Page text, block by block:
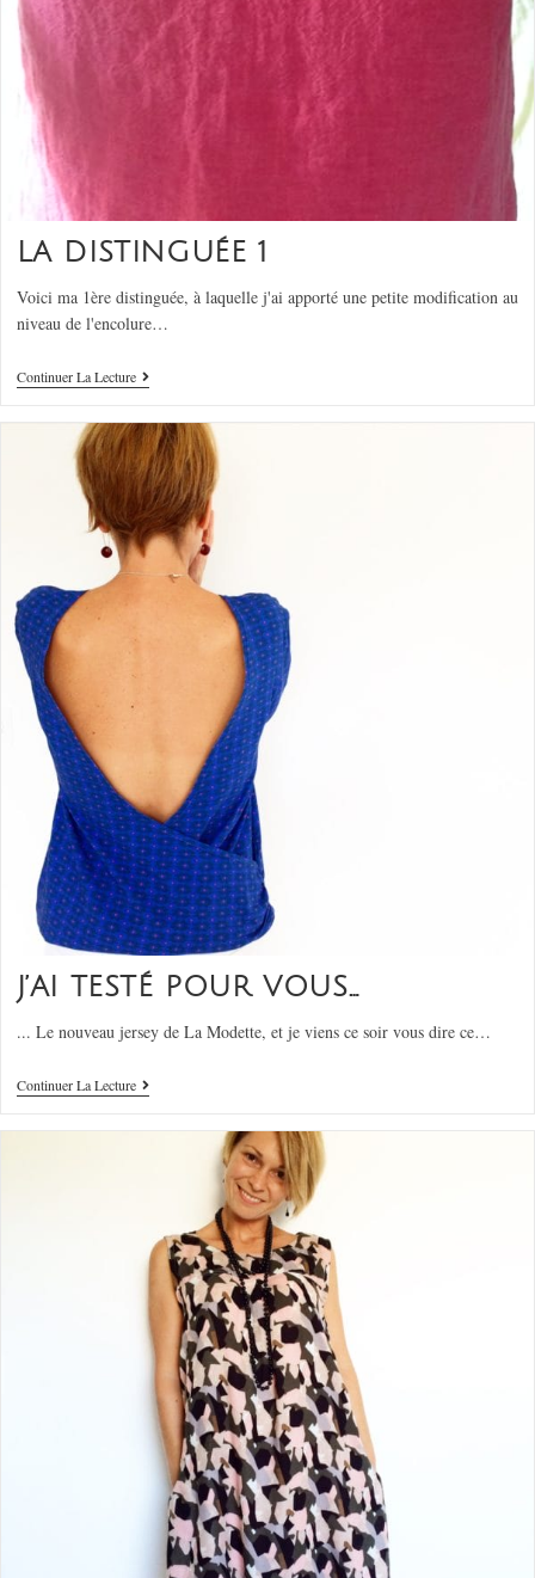
LA DISTINGUÉE 1
Voici ma 1ère distinguée, à laquelle j'ai apporté une petite modification au
niveau de l'encolure…
Continuer La Lecture
J’AI TESTÉ POUR VOUS…
... Le nouveau jersey de La Modette, et je viens ce soir vous dire ce…
Continuer La Lecture